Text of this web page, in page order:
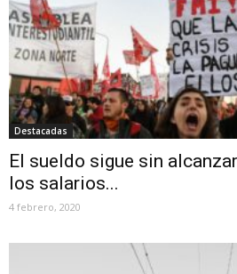
Destacadas
El sueldo sigue sin
los salarios...
4 febrero, 2020